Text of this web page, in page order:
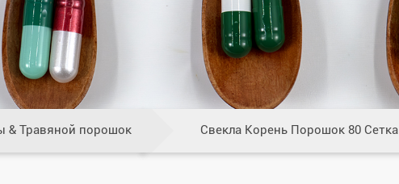
& Травяной порошок Свекла Корень Порошок 80 Сетка